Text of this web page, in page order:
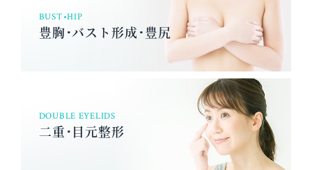
BUST•HIP
豊胸･バスト形成･豊尻
DOUBLE EYELIDS
二重･目元整形